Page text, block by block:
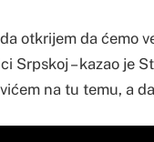
otkrijem da ćemo
Srpskoj – kazao je
na tu temu, a